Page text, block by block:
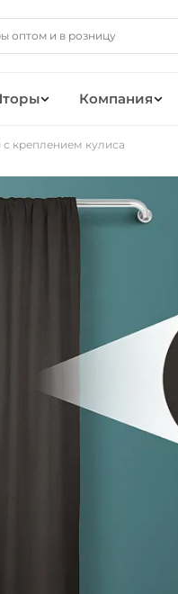
Компания
креплением кулиса